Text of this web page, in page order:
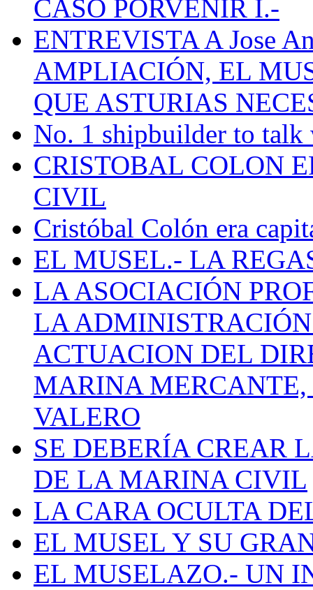
CASO PORVENIR I.-
ENTREVISTA A Jose
AMPLIACIÓN, EL
QUE ASTURIAS
No. 1 shipbuilder to talk
CRISTOBAL COLON
CIVIL
Cristóbal Colón era
EL MUSEL.- LA
LA ASOCIACIÓN
LA
ACTUACION DEL
MARINA
VALERO
SE DEBERÍA CREAR
DE LA MARINA CIVIL
LA CARA OCULTA
EL MUSEL Y SU
EL MUSELAZO.- UN